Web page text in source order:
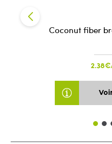
Coconut fiber